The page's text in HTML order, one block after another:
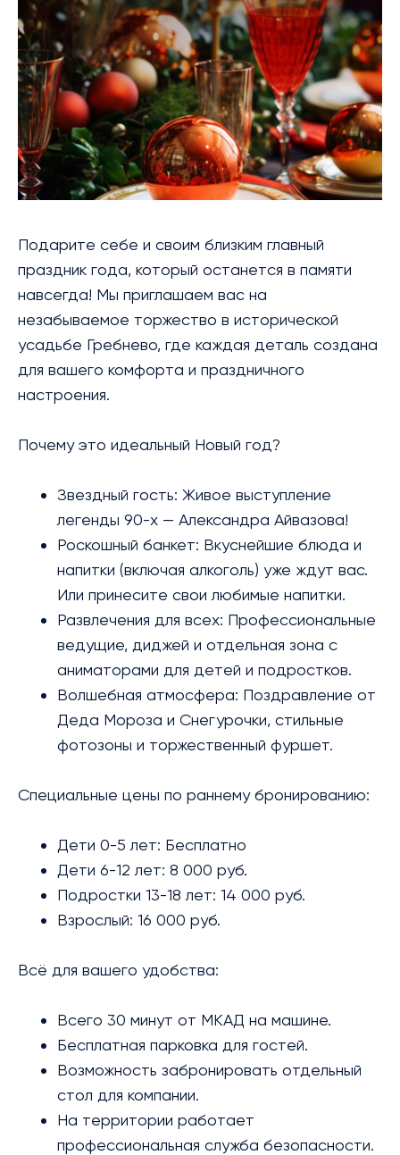
БИБЛИОТЕКА
МЕРОПРИЯТИЯ
УСЛУГИ
БЛАГОТВОРИТЕЛЬНОСТЬ
КОНТАКТЫ
Подарите себе и своим близким главный
праздник года, который останется в памяти
навсегда! Мы приглашаем вас на
незабываемое торжество в исторической
усадьбе Гребнево, где каждая деталь создана
для вашего комфорта и праздничного
настроения.
Почему это идеальный Новый год?
Звездный гость: Живое выступление
легенды 90-х — Александра Айвазова!
Роскошный банкет: Вкуснейшие блюда и
напитки (включая алкоголь) уже ждут вас.
Или принесите свои любимые напитки.
Развлечения для всех: Профессиональные
ведущие, диджей и отдельная зона с
аниматорами для детей и подростков.
Волшебная атмосфера: Поздравление от
Деда Мороза и Снегурочки, стильные
фотозоны и торжественный фуршет.
Специальные цены по раннему бронированию:
Дети 0-5 лет: Бесплатно
Дети 6-12 лет: 8 000 руб.
Подростки 13-18 лет: 14 000 руб.
Взрослый: 16 000 руб.
Всё для вашего удобства:
Всего 30 минут от МКАД на машине.
Бесплатная парковка для гостей.
Возможность забронировать отдельный
стол для компании.
На территории работает
профессиональная служба безопасности.